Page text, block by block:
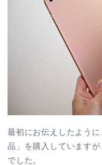
最初にお伝えしたよう
品」を購入しています
でした。